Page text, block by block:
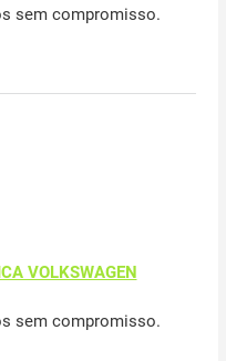
sem compromisso.
VOLKSWAGEN
sem compromisso.